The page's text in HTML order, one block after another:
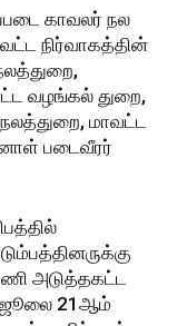
காவலர் நல
நிர்வாகத்தின்
வழங்கல் துறை,
மாவட்ட
படைவீரர்
அடுத்தகட்ட
21ஆம்